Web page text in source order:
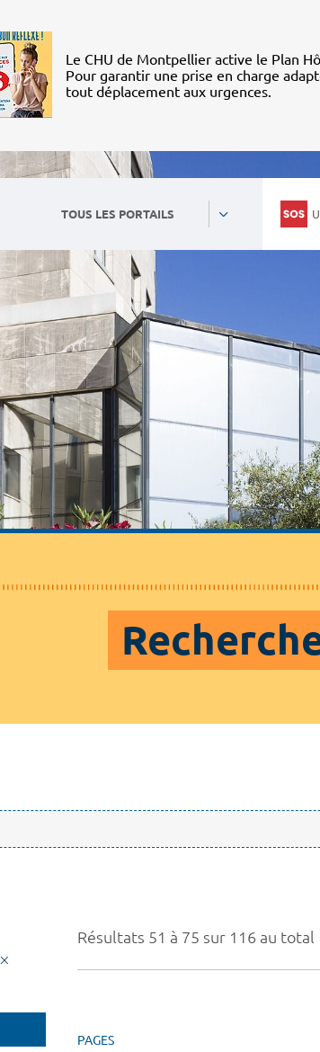
Le CHU de Montpellier active le Plan
Pour garantir une prise en charge
tout déplacement aux urgences.
TOUS LES PORTAILS
Résultats 51 à 75 sur 116 au total
PAGES